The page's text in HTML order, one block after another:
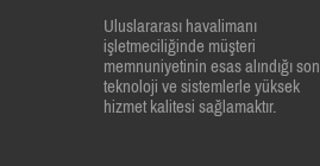
Uluslararası havalimanı
işletmeciliğinde müşteri
memnuniyetinin esas alındığı son
teknoloji ve sistemlerle yüksek
hizmet kalitesi sağlamaktır.